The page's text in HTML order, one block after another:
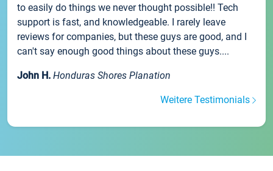
to easily do things we never thought possible!! Tech
support is fast, and knowledgeable. I rarely leave
reviews for companies, but these guys are good, and I
can't say enough good things about these guys....
John H. Honduras Shores Planation
Weitere Testimonials